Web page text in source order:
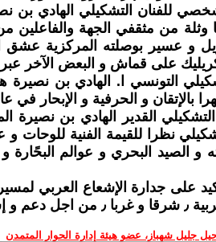
و البعض الآخر عبر تقنيات مختلفة مثل التجريدية
التونسي ا. الهادي بن نصيرة
بالإتقان و الحرفية و الإبحار
القدير الهادي بن نصيرة
نظرا للقيمة الفنية للوحات
الصيد البحري و عوالم البحًارة و
على جدارة الإشعاع
و الكوني.
جليل شهباز، عضو هيئة إدارة الحوار المتمدن